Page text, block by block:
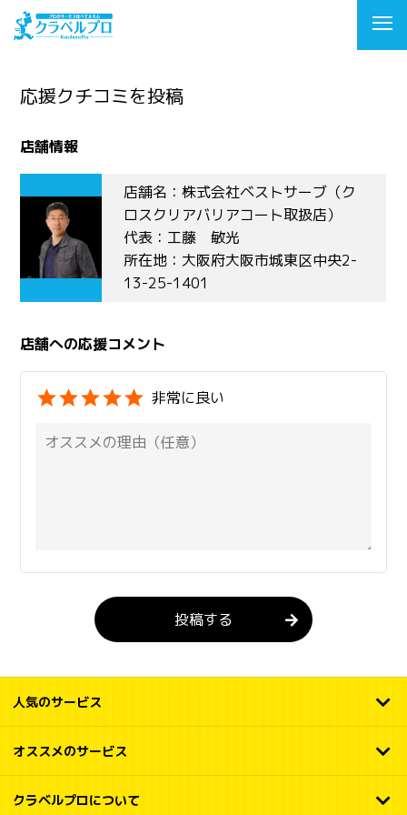
応援クチコミを投稿
店舗情報
店舗名：株式会社ベストサーブ（ク
ロスクリアバリアコート取扱店）
代表：工藤 敏光
所在地：大阪府大阪市城東区中央2-
13-25-1401
店舗への応援コメント
非常に良い
投稿する
人気のサービス
オススメのサービス
クラベルプロについて